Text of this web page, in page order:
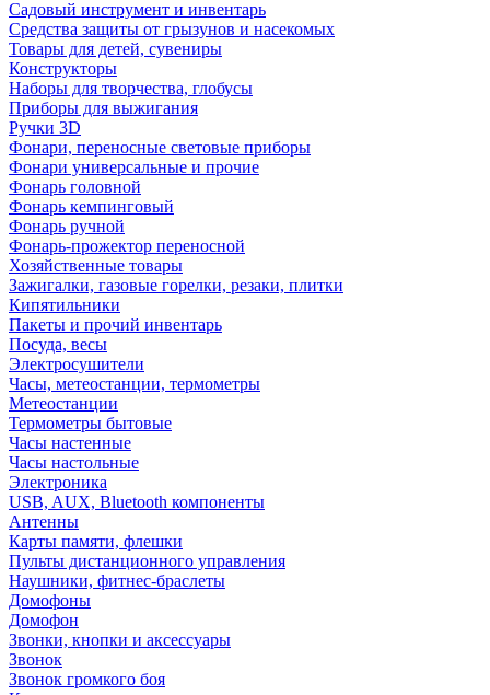
Садовый инструмент и инвентарь
Средства защиты от грызунов и насекомых
Товары для детей, сувениры
Конструкторы
Наборы для творчества, глобусы
Приборы для выжигания
Ручки 3D
Фонари, переносные световые приборы
Фонари универсальные и прочие
Фонарь головной
Фонарь кемпинговый
Фонарь ручной
Фонарь-прожектор переносной
Хозяйственные товары
Зажигалки, газовые горелки, резаки, плитки
Кипятильники
Пакеты и прочий инвентарь
Посуда, весы
Электросушители
Часы, метеостанции, термометры
Метеостанции
Термометры бытовые
Часы настенные
Часы настольные
Электроника
USB, AUX, Bluetooth компоненты
Антенны
Карты памяти, флешки
Пульты дистанционного управления
Наушники, фитнес-браслеты
Домофоны
Домофон
Звонки, кнопки и аксессуары
Звонок
Звонок громкого боя